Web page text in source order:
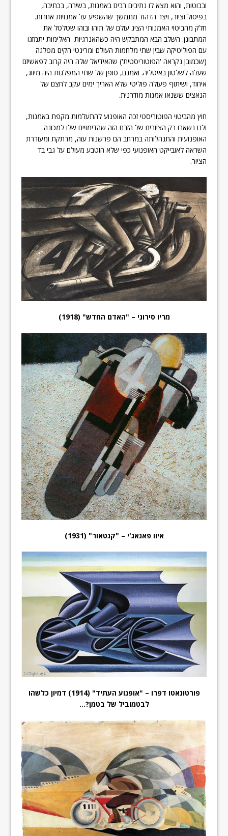
ובבוטות, והוא מצא לו נתיבים רבים באמנות, בשירה, בכתיבה,
בפיסול וציור, ויצר הדהוד מתמשך שהשפיע על אמנויות אחרות.
חלק מהביטוי האמנותי הציג עולם של תוהו ובוהו שטלטל את
המתבונן. השלב הבא המתבקש היה כשהאנרגיות האלימות יתמזגו
עם הפוליטיקה שבין שתי מלחמות העולם ומרינטי הקים מפלגה
(שכמובן נקראה 'הפוטוריסטית') שהאידיאל שלה היה קרוב לפאשיזם
שעלה לשלטון באיטליה. ואמנם, סופן של שתי המפלגות היה מיזוג,
איחוד, ושיתוף פעולה פוליטי שלא האריך ימים עקב לחצם של
הנאצים ששנאו אמנות מודרנית.
חוץ מהביטוי הפוטוריסטי זכה האופנוע להתעלמות מקפת באמנות,
ולנו נשארו רק הציורים של הזרם הזה שהדימויים שלו למכונה
האופנועית והתנהלותה במרחב הם פרשנות עזה, מרתקת ומעוררת
השראה לאובייקט האופנועי כפי שלא הוטבע מעולם על גבי בד
הציור.
מריו סירוני – "האדם החדש" (1918)
איוו פאנאג'י – "קנטאור" (1931)
פורטונאטו דפרו – "אופנוע העתיד" (1914) דמיון כלשהו
לבטמוביל של בטמן?…